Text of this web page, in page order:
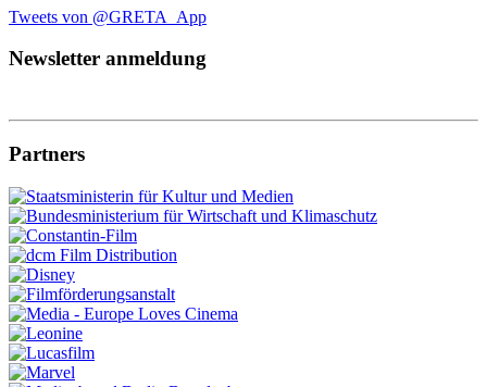
Tweets von @GRETA_App
Newsletter anmeldung
Partners